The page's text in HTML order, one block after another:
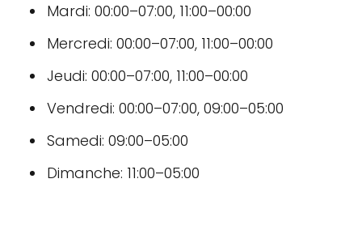
Mardi: 00:00–07:00, 11:00–00:00
Mercredi: 00:00–07:00, 11:00–00:00
Jeudi: 00:00–07:00, 11:00–00:00
Vendredi: 00:00–07:00, 09:00–05:00
Samedi: 09:00–05:00
Dimanche: 11:00–05:00